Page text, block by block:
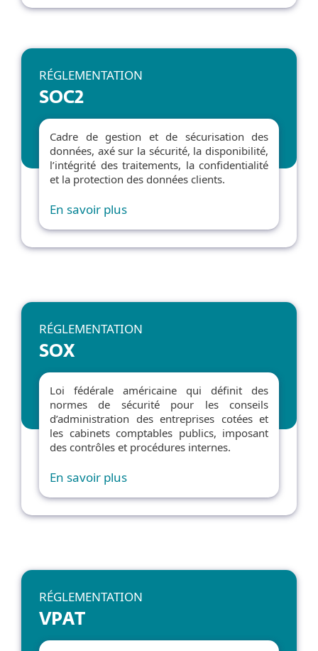
RÉGLEMENTATION
SOC2
Cadre de gestion et de sécurisation des
données, axé sur la sécurité, la disponibilité,
l’intégrité des traitements, la confidentialité
et la protection des données clients.
En savoir plus
RÉGLEMENTATION
SOX
Loi fédérale américaine qui définit des
normes de sécurité pour les conseils
d’administration des entreprises cotées et
les cabinets comptables publics, imposant
des contrôles et procédures internes.
En savoir plus
RÉGLEMENTATION
VPAT